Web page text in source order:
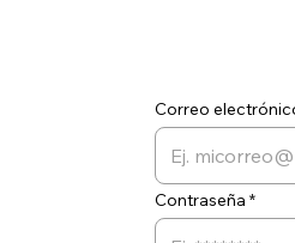
Contraseña
Correo